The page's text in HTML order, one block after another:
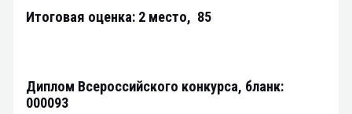
Итоговая оценка: 2 место, 85
Диплом Всероссийского конкурса, бланк:
000093